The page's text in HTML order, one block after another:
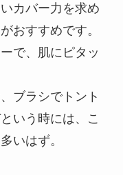
カバー力を求め
おすすめです。
で、肌にピタッ
ブラシでトント
いう時には、こ
いはず。